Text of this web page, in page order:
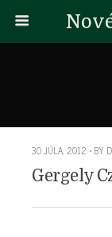
30 JÚLA, 2012 • BY
Gergely